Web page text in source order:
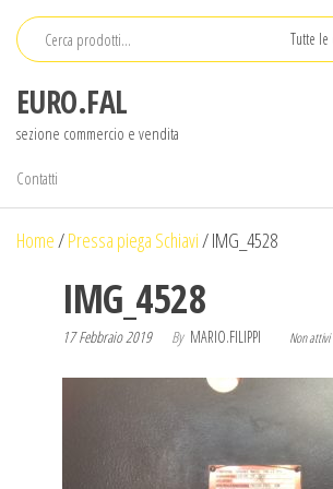
Salta
contenuto
EURO.FAL
sezione commercio e vendita
Contatti
Home/Pressa piega Schiavi/IMG_4528
IMG_4528
17 Febbraio 2019 By MARIO.FILIPPI Non attivi